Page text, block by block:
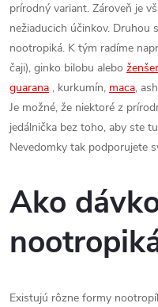
prírodný variant. Zároveň je
nežiaducich účinkov.
nootropiká. K tým radíme
čaji), ginko bilobu alebo
guarana , kurkumín, maca,
Je možné, že niektoré z
jedálnička bez toho, aby ste
Nevedomky tak podporujete
Ako
Existujú rôzne formy